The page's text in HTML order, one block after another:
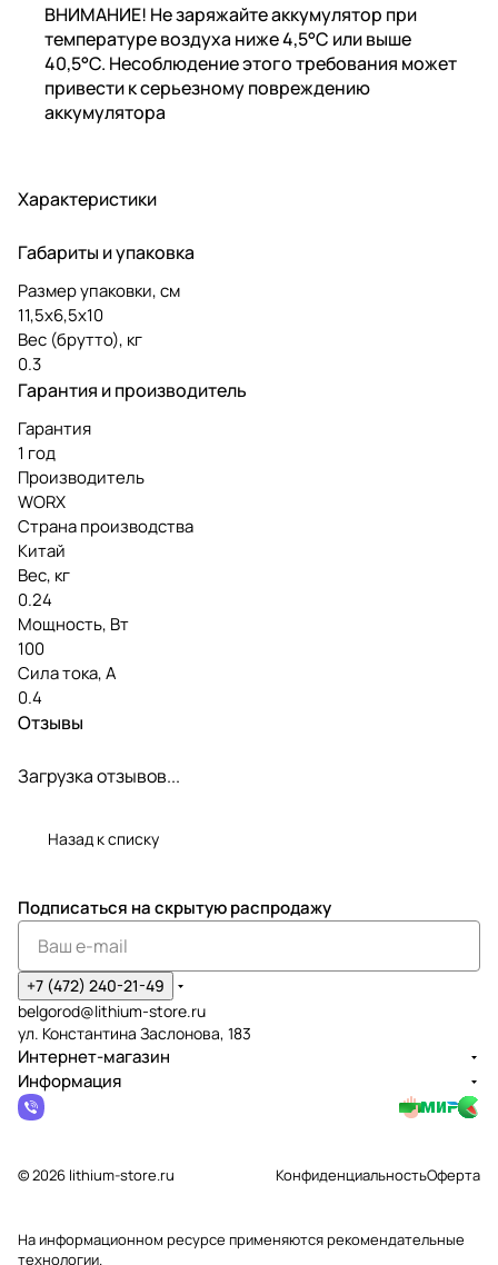
ВНИМАНИЕ! Не заряжайте аккумулятор при
температуре воздуха ниже 4,5°C или выше
40,5°C. Несоблюдение этого требования может
привести к серьезному повреждению
аккумулятора
Характеристики
Габариты и упаковка
Размер упаковки, см
11,5х6,5х10
Вес (брутто), кг
0.3
Гарантия и производитель
Гарантия
1 год
Производитель
WORX
Страна производства
Китай
Вес, кг
0.24
Мощность, Вт
100
Сила тока, А
0.4
Отзывы
Загрузка отзывов...
Назад к списку
Подписаться на скрытую распродажу
+7 (472) 240-21-49
belgorod@lithium-store.ru
ул. Константина Заслонова, 183
Интернет-магазин
Информация
© 2026 lithium-store.ru КонфиденциальностьОферта
На информационном ресурсе применяютсярекомендательные
технологии.